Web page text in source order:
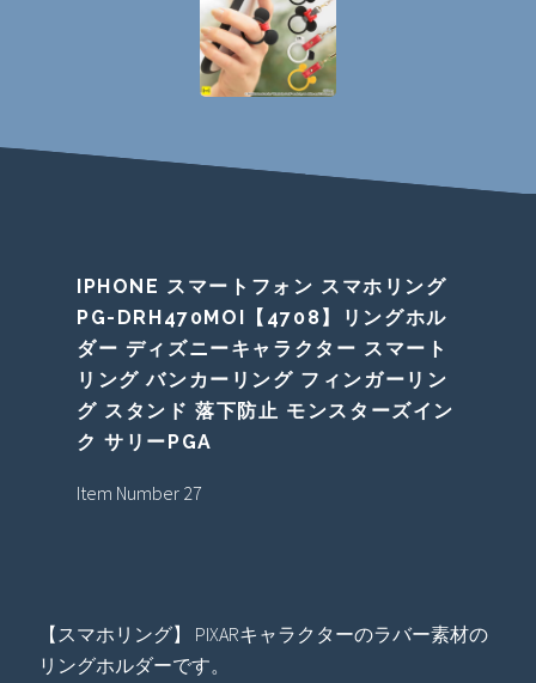
IPHONE スマートフォン スマホリング
PG-DRH470MOI【4708】リングホル
ダー ディズニーキャラクター スマート
リング バンカーリング フィンガーリン
グ スタンド 落下防止 モンスターズイン
ク サリーPGA
Item Number 27
【スマホリング】 PIXARキャラクターのラバー素材の
リングホルダーです。